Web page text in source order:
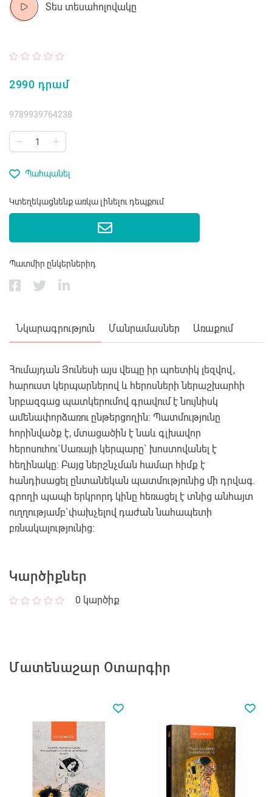
Տես տեսահոլովակը
2990 դրամ
9789939764238
Պահպանել
Կտեղեկացնենք առկա լինելու դեպքում
Պատմիր ընկերներիդ
Նկարագրություն Մանրամասներ Առաքում
Հումայդան Յունեսի այս վեպը իր պոետիկ լեզվով,
հարուստ կերպարներով և հերոսների ներաշխարհի
նրբազգաց պատկերումով գրավում է նույնիսկ
ամենափորձառու ընթերցողին: Պատմությունը
հորինվածք է, մտացածին է նաև գլխավոր
հերոսուհու`Սառայի կերպարը` խոստովանել է
հեղինակը: Բայց ներշնչման համար հիմք է
հանդիսացել ընտանեկան պատմությունից մի դրվագ.
գրողի պապի երկրորդ կինը հեռացել է տնից անհայտ
ուղղությամբ`փախչելով դաժան նահապետի
բռնակալությունից:
Կարծիքներ
0 կարծիք
Մատենաշար Օտարգիր